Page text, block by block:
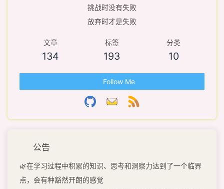
挑战时没有失败
放弃时才是失败
文章
134
标签
193
分类
10
Follow Me
公告
🌿在学习过程中积累的知识、思考和洞察力达到了一个临界
点，会有种豁然开朗的感觉